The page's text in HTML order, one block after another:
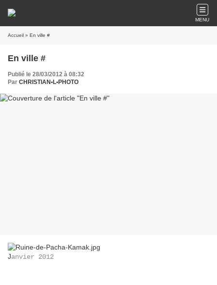
MENU
Accueil » En ville #
En ville #
Publié le 28/03/2012 à 08:32
Par CHRISTIAN•L•PHOTO
Janvier 2012